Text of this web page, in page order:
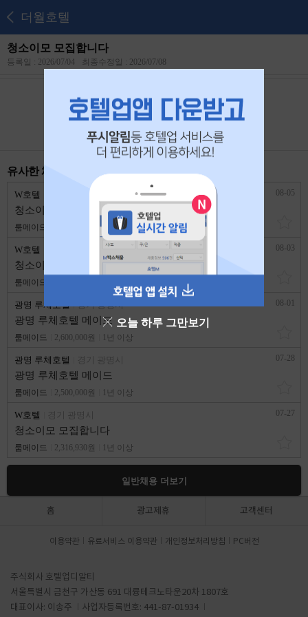
더월호텔
청소이모 모집합니다
등록일 : 2026/07/04 최종수정일 : 2026/07/08
본 공고는2026년 07월 23일 에 마감되었습니다.
유사한 채용 리스트
W호텔
청소이모 모집합니다
룸메이드 1년 이상
08-05
W호텔
청소이모,자매 구합니다
룸메이드
08-03
광명 루체호텔 경기 광명시
광명 루체호텔 메이드
룸메이드 2,600,000원 1년 이상
08-01
광명 루체호텔 경기 광명시
광명 루체호텔 메이드
룸메이드 2,500,000원 1년 이상
07-28
W호텔 경기 광명시
청소이모 모집합니다
룸메이드 2,316,930원 1년 이상
07-27
일반채용 더보기
오늘 하루 그만보기
홈 광고제휴 고객센터
이용약관 유료서비스 이용약관 개인정보처리방침 PC버전
주식회사 호텔업디알티
서울특별시 금천구 가산동 691 대륭테크노타운20차 1807호
대표이사: 이송주
사업자등록번호: 441-87-01934